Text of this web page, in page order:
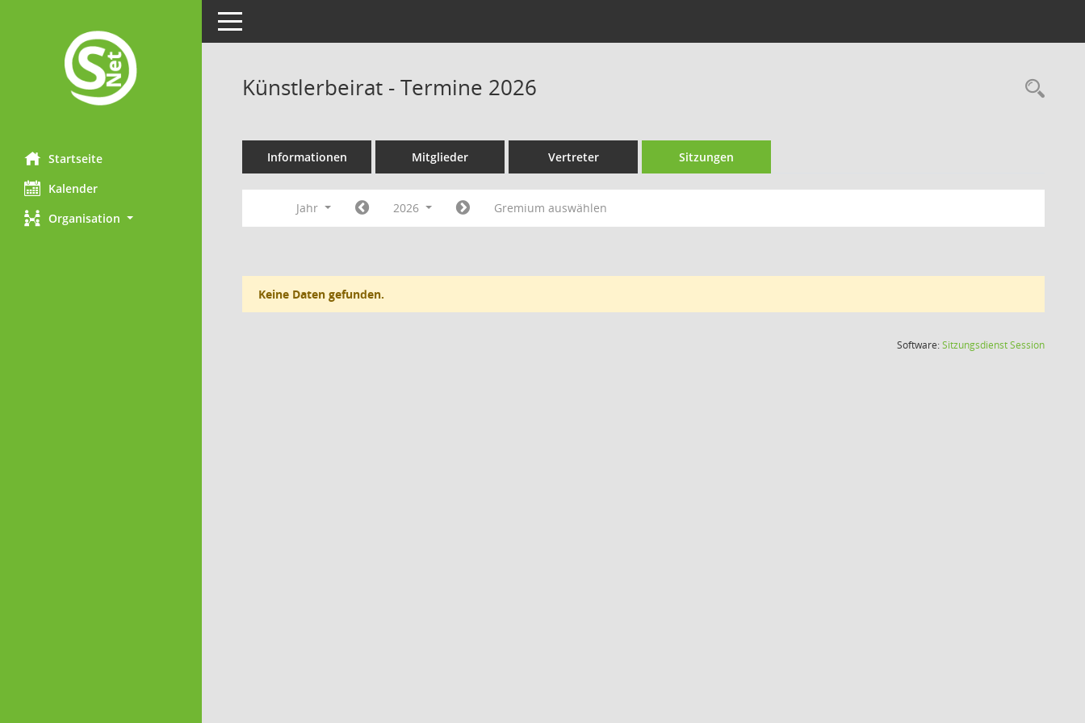
Startseite
Kalender
Organisation
Toggle navigation
Künstlerbeirat - Termine 2026
Informationen Mitglieder Vertreter Sitzungen
Jahr 2026 Gremium auswählen
Keine Daten gefunden.
Software:SitzungsdienstSession(Wird in